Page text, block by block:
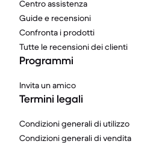
Centro assistenza
Guide e recensioni
Confronta i prodotti
Tutte le recensioni dei clienti
Programmi
Invita un amico
Termini legali
Condizioni generali di utilizzo
Condizioni generali di vendita